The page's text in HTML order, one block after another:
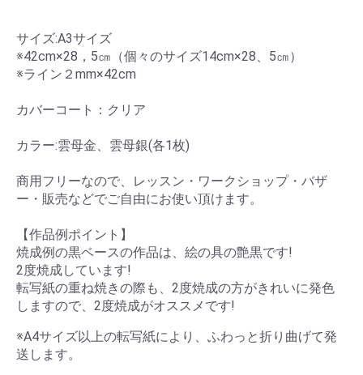
サイズ:A3サイズ
※42cm×28，5㎝（個々のサイズ14cm×28、5㎝）
※ライン２mm×42cm
カバーコート：クリア
カラー:雲母金、雲母銀(各1枚)
商用フリーなので、レッスン・ワークショップ・バザ
ー・販売などでご自由にお使い頂けます。
【作品例ポイント】
焼成例の黒ベースの作品は、絵の具の艶黒です!
2度焼成しています!
転写紙の重ね焼きの際も、2度焼成の方がきれいに発色
しますので、2度焼成がオススメです!
※A4サイズ以上の転写紙により、ふわっと折り曲げて発
送します。